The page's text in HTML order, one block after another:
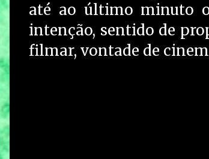
até ao último minuto
intenção, sentido de
filmar, vontade de